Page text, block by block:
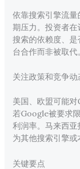
依靠搜索引擎流
期压力。投资者
搜索的依赖度、
台合作而非被取代。
关注政策和竞争动
美国、欧盟可能对
若Google被要求
利润率。马来西
为其他搜索引擎或
关键要点